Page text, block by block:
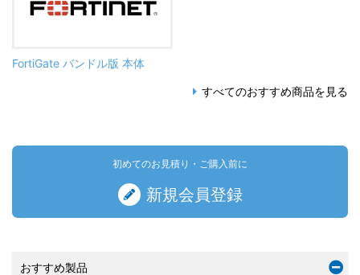
FortiGate バンドル版 本体
すべてのおすすめ商品を見る
初めてのお見積り・ご購入前に
新規会員登録
おすすめ製品